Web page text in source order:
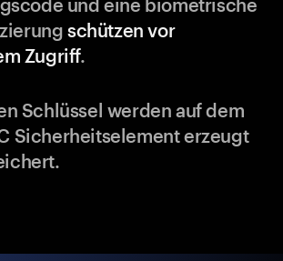
und eine biometrische
schützen vor
Zugriff.
Schlüssel werden auf dem
Sicherheitselement erzeugt